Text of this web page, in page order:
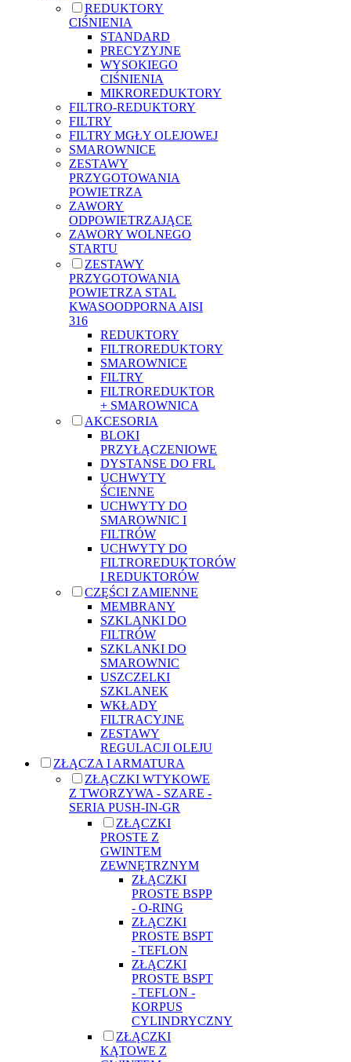
REDUKTORY
CIŚNIENIA
STANDARD
PRECYZYJNE
WYSOKIEGO
CIŚNIENIA
MIKROREDUKTORY
FILTRO-REDUKTORY
FILTRY
FILTRY MGŁY OLEJOWEJ
SMAROWNICE
ZESTAWY
PRZYGOTOWANIA
POWIETRZA
ZAWORY
ODPOWIETRZAJĄCE
ZAWORY WOLNEGO
STARTU
ZESTAWY
PRZYGOTOWANIA
POWIETRZA STAL
KWASOODPORNA AISI
316
REDUKTORY
FILTROREDUKTORY
SMAROWNICE
FILTRY
FILTROREDUKTOR
+ SMAROWNICA
AKCESORIA
BLOKI
PRZYŁĄCZENIOWE
DYSTANSE DO FRL
UCHWYTY
ŚCIENNE
UCHWYTY DO
SMAROWNIC I
FILTRÓW
UCHWYTY DO
FILTROREDUKTORÓW
I REDUKTORÓW
CZĘŚCI ZAMIENNE
MEMBRANY
SZKLANKI DO
FILTRÓW
SZKLANKI DO
SMAROWNIC
USZCZELKI
SZKLANEK
WKŁADY
FILTRACYJNE
ZESTAWY
REGULACJI OLEJU
ZŁĄCZA I ARMATURA
ZŁĄCZKI WTYKOWE
Z TWORZYWA - SZARE -
SERIA PUSH-IN-GR
ZŁĄCZKI
PROSTE Z
GWINTEM
ZEWNĘTRZNYM
ZŁĄCZKI
PROSTE BSPP
- O-RING
ZŁĄCZKI
PROSTE BSPT
- TEFLON
ZŁĄCZKI
PROSTE BSPT
- TEFLON -
KORPUS
CYLINDRYCZNY
ZŁĄCZKI
KĄTOWE Z